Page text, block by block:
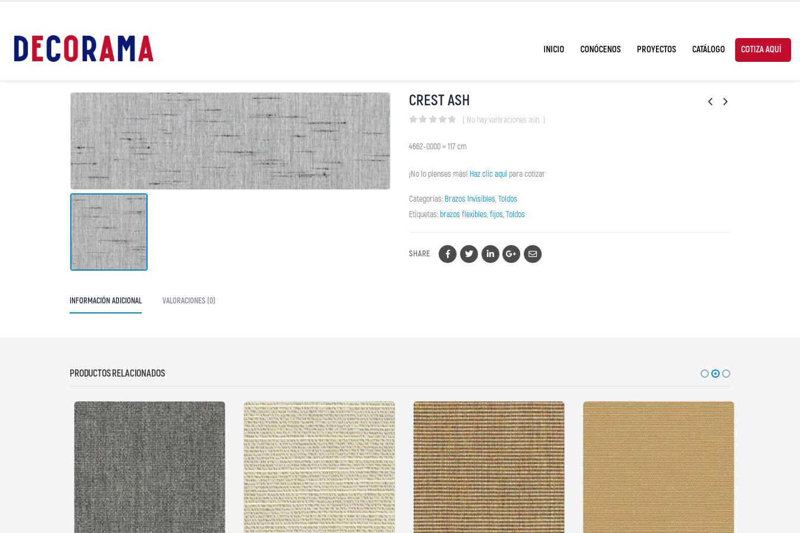
INICIO CONÓCENOS PROYECTOS CATÁLOGO COTIZA AQUÍ
CREST ASH
( No hay valoraciones aún. )
4662-0000 = 117 cm
¡No lo pienses más! Haz clic aquí para cotizar
Categorías: Brazos Invisibles,Toldos
Etiquetas: brazos flexibles,fijos,Toldos
SHARE
INFORMACIÓN ADICIONAL VALORACIONES (0)
PRODUCTOS RELACIONADOS